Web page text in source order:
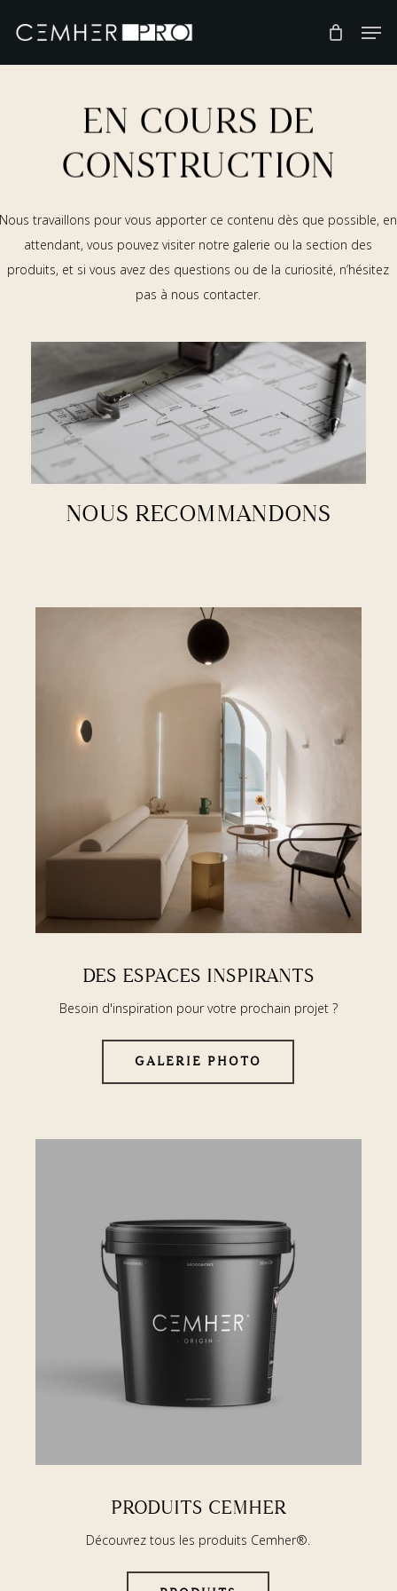
main
EN COURS DE
CONSTRUCTION
Nous travaillons pour vous apporter ce contenu dès que possible, en
attendant, vous pouvez visiter notre galerie ou la section des
produits, et si vous avez des questions ou de la curiosité, n’hésitez
pas à nous contacter.
NOUS RECOMMANDONS
DES ESPACES INSPIRANTS
Besoin d'inspiration pour votre prochain projet ?
GALERIE PHOTO
PRODUITS CEMHER
Découvrez tous les produits Cemher®.